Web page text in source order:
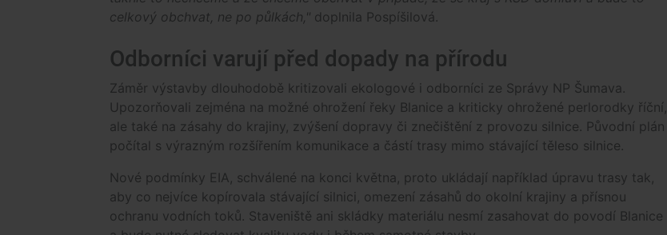
celkový obchvat, ne po půlkách," doplnila Pospíšilová.
Odborníci varují před dopady na přírodu
Záměr výstavby dlouhodobě kritizovali ekologové i odborníci ze Správy NP Šumava.
Upozorňovali zejména na možné ohrožení řeky Blanice a kriticky ohrožené perlorodky říční,
ale také na zásahy do krajiny, zvýšení dopravy či znečištění z provozu silnice. Původní plán
počítal s výrazným rozšířením komunikace a částí trasy mimo stávající těleso silnice.
Nové podmínky EIA, schválené na konci května, proto ukládají například úpravu trasy tak,
aby co nejvíce kopírovala stávající silnici, omezení zásahů do okolní krajiny a přísnou
ochranu vodních toků. Staveniště ani skládky materiálu nesmí zasahovat do povodí Blanice